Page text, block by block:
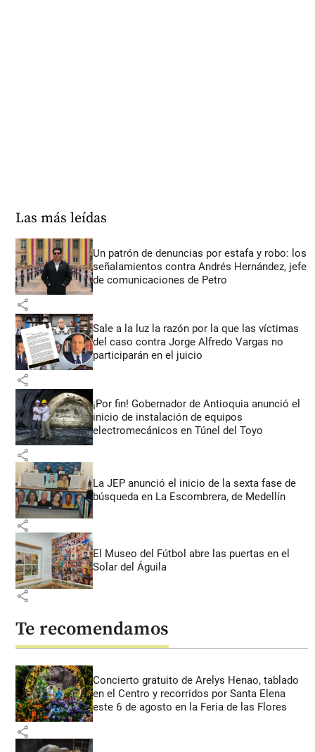
Las más leídas
Un patrón de denuncias por estafa y robo: los
señalamientos contra Andrés Hernández, jefe
de comunicaciones de Petro
share
Sale a la luz la razón por la que las víctimas
del caso contra Jorge Alfredo Vargas no
participarán en el juicio
share
¡Por fin! Gobernador de Antioquia anunció el
inicio de instalación de equipos
electromecánicos en Túnel del Toyo
share
La JEP anunció el inicio de la sexta fase de
búsqueda en La Escombrera, de Medellín
share
El Museo del Fútbol abre las puertas en el
Solar del Águila
share
Te recomendamos
Concierto gratuito de Arelys Henao, tablado
en el Centro y recorridos por Santa Elena
este 6 de agosto en la Feria de las Flores
share